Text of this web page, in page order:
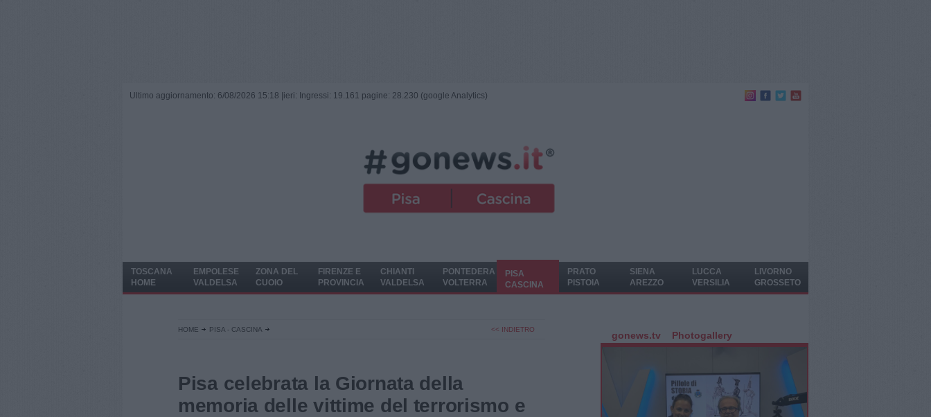
Ultimo aggiornamento: 6/08/2026 15:18 | ieri: Ingressi: 19.161 pagine: 28.230 (google Analytics)
TOSCANA
HOME
EMPOLESE
VALDELSA
ZONA DEL
CUOIO
FIRENZE E
PROVINCIA
CHIANTI
VALDELSA
PONTEDERA
VOLTERRA
PISA
CASCINA
PRATO
PISTOIA
SIENA
AREZZO
LUCCA
VERSILIA
LIVORNO
GROSSETO
HOME PISA - CASCINA << INDIETRO
Pisa celebrata la Giornata della
memoria delle vittime del terrorismo e
gonews.tv Photogallery